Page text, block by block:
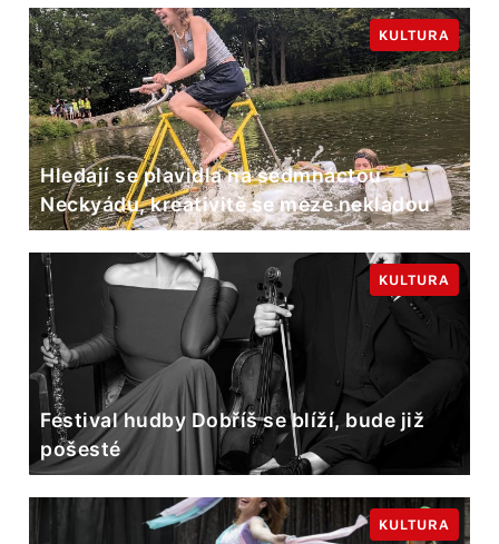
Hledají se plavidla na sedmnáctou
Neckyádu, kreativitě se meze nekladou
KULTURA
Festival hudby Dobříš se blíží, bude již
pošesté
KULTURA
KULTURA